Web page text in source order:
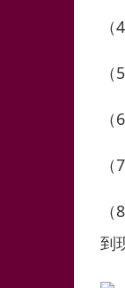
到